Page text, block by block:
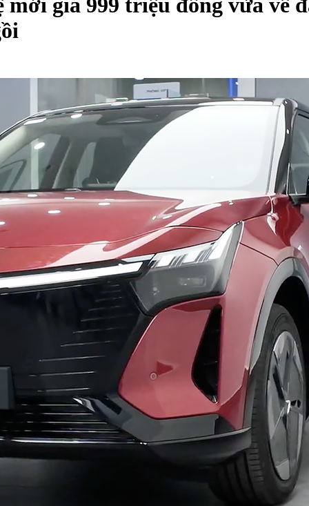
mới giá 999 triệu đồng vừa về